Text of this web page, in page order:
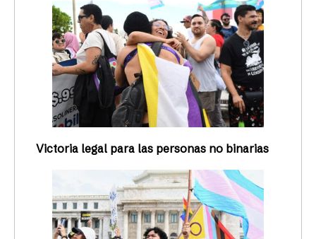
Victoria legal para las personas no binarias